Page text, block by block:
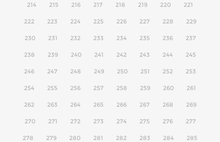
214 215 216 217 218 219 220 221
222 223 224 225 226 227 228 229
230 231 232 233 234 235 236 237
238 239 240 241 242 243 244 245
246 247 248 249 250 251 252 253
254 255 256 257 258 259 260 261
262 263 264 265 266 267 268 269
270 271 272 273 274 275 276 277
278 279 280 281 282 283 284 285